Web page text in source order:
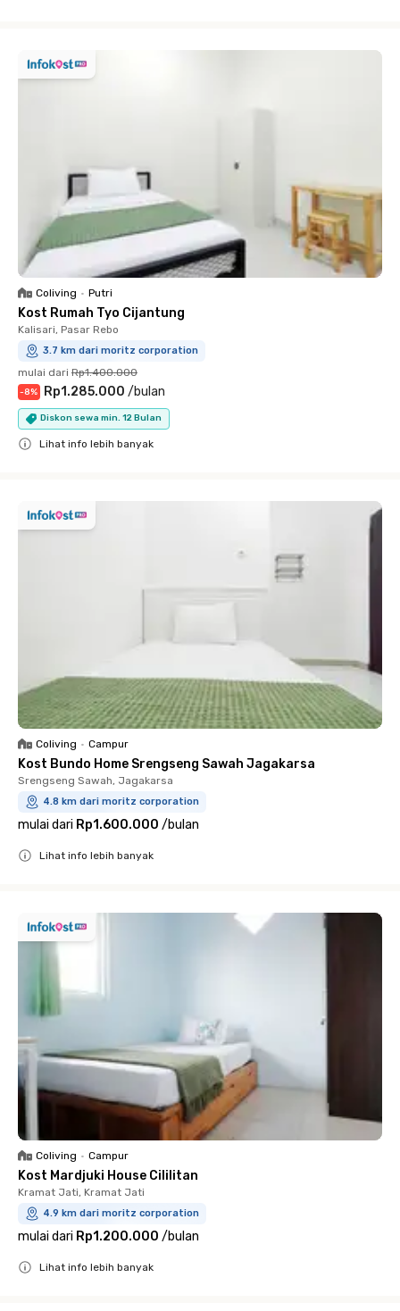
Coliving • Putri
Kost Rumah Tyo Cijantung
Kalisari, Pasar Rebo
3.7 km dari moritz corporation
mulai dari Rp1.400.000
-8% Rp1.285.000 /bulan
Diskon sewa min. 12 Bulan
Lihat info lebih banyak
Coliving • Campur
Kost Bundo Home Srengseng Sawah Jagakarsa
Srengseng Sawah, Jagakarsa
4.8 km dari moritz corporation
mulai dari Rp1.600.000 /bulan
Lihat info lebih banyak
Coliving • Campur
Kost Mardjuki House Cililitan
Kramat Jati, Kramat Jati
4.9 km dari moritz corporation
mulai dari Rp1.200.000 /bulan
Lihat info lebih banyak